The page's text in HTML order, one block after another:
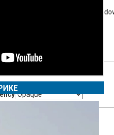
will cancel and close the